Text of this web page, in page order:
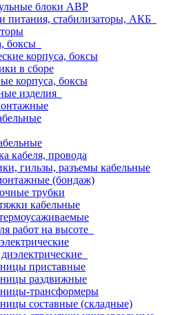
блоки АВР
питания, стабилизаторы, АКБ
боксы
корпуса, боксы
в сборе
корпуса, боксы
изделия
кабеля, провода
гильзы, разъемы кабельные
(бондаж)
трубки
кабельные
работ на высоте
приставные
раздвижные
трансформеры
составные (складные)